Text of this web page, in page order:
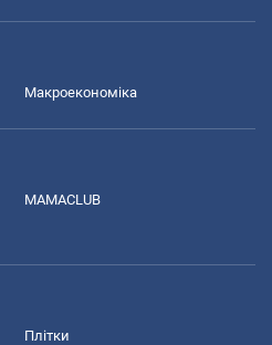
Макроекономіка
MAMACLUB
Плітки